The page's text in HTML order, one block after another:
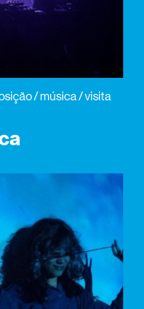
/ música / visita